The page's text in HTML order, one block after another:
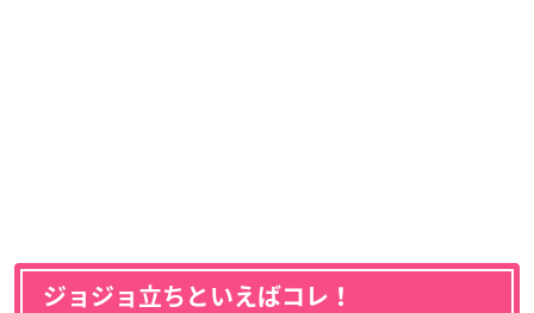
ジョジョ立ちといえばコレ！